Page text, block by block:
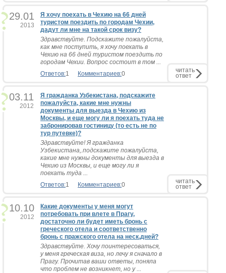
29.01
2013
Я хочу поехать в Чехию на 66 дней
туристом поездить по городам Чехии,
дадут ли мне на такой срок визу?
Здравствуйте. Подскажите пожалуйста,
как мне поступить, я хочу поехать в
Чехию на 66 дней туристом поездить по
городам Чехии. Вопрос состоит в том ...
Ответов:1 Комментариев:0 читать
ответ
03.11
2012
Я гражданка Узбекистана, подскажите
пожалуйста, какие мне нужны
документы для выезда в Чехию из
Москвы, и еще могу ли я поехать туда не
забронировав гостиницу (то есть не по
тур путевке)?
Здравствуйте! Я гражданка
Узбекистана,.подскажите пожалуйста,
какие мне нужны документы для выезда в
Чехию из Москвы, и еще могу ли я
поехать туда ...
Ответов:1 Комментариев:0 читать
ответ
10.10
2012
Какие документы у меня могут
потребовать при влете в Прагу,
достаточно ли будет иметь бронь с
греческого отела и соответственно
бронь с пражского отела на неск.дней?
Здравствуйте. Хочу поинтересоваться,
у меня греческая виза, но лечу я сначало в
Прагу. Прочитав ваши ответы, поняла
что проблем не возникнет, но у ...